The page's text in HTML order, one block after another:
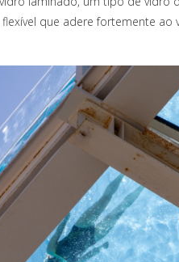
que adere fortemente ao